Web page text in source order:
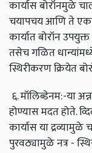
कार्यास बोरॉनमुळे
चयापचय आणि ते एका
कार्यात बोरॉन
तसेच गळित
स्थिरीकरण क्रियेत
६. मॉलिब्डेनम:-या
होण्यास मदत होते.
कार्यास या द्रव्यामुळे
पुरवठ्यामुळे नत्र -